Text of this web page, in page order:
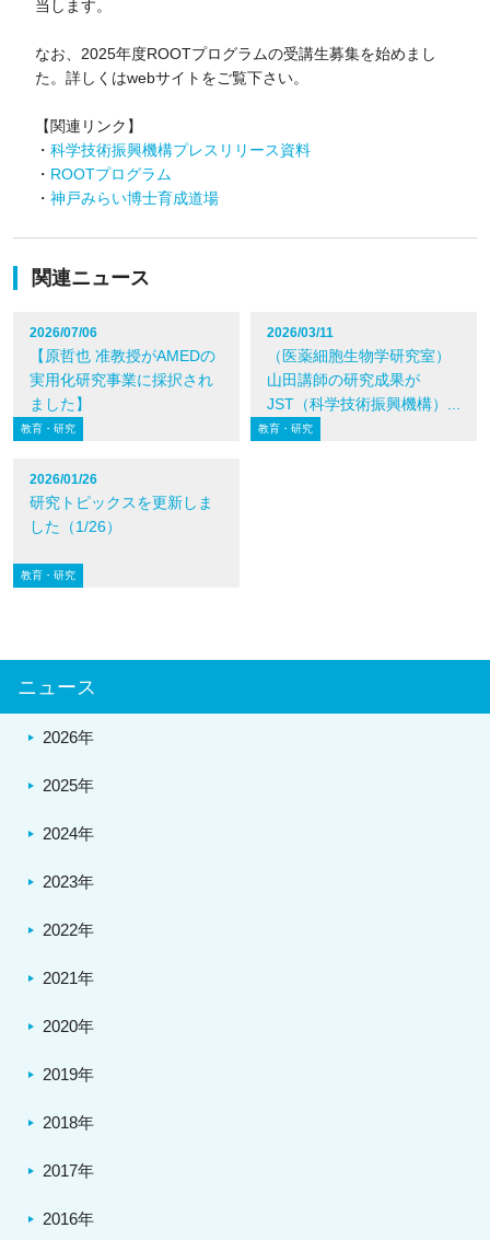
当します。
なお、2025年度ROOTプログラムの受講生募集を始めまし
た。詳しくはwebサイトをご覧下さい。
【関連リンク】
・ 科学技術振興機構プレスリリース資料
・ ROOTプログラム
・ 神戸みらい博士育成道場
関連ニュース
2026/07/06
【原哲也 准教授がAMEDの
実用化研究事業に採択され
ました】
教育・研究
2026/03/11
（医薬細胞生物学研究室）
山田講師の研究成果が
JST（科学技術振興機構）...
教育・研究
2026/01/26
研究トピックスを更新しま
した（1/26）
教育・研究
ニュース
2026年
2025年
2024年
2023年
2022年
2021年
2020年
2019年
2018年
2017年
2016年